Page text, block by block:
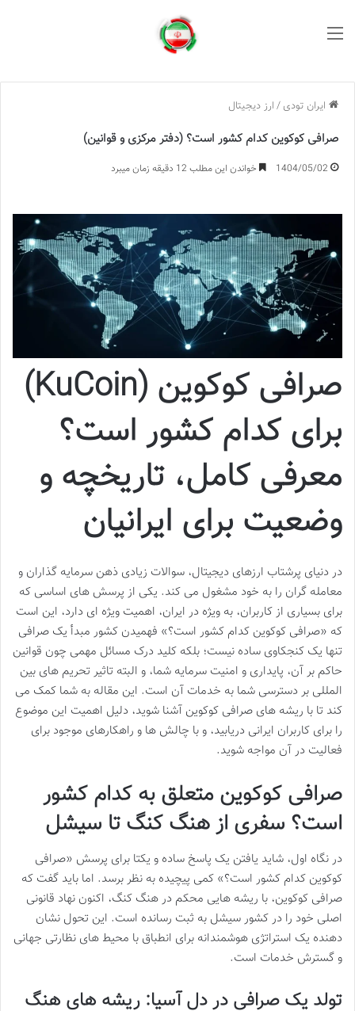
ایران تودی / ارز دیجیتال
صرافی کوکوین کدام کشور است؟ (دفتر مرکزی و قوانین)
1404/05/02 خواندن این مطلب 12 دقیقه زمان میبرد
صرافی کوکوین (KuCoin)
برای کدام کشور است؟
معرفی کامل، تاریخچه و
وضعیت برای ایرانیان
در دنیای پرشتاب ارزهای دیجیتال، سوالات زیادی ذهن سرمایه گذاران و
معامله گران را به خود مشغول می کند. یکی از پرسش های اساسی که
برای بسیاری از کاربران، به ویژه در ایران، اهمیت ویژه ای دارد، این است
که «صرافی کوکوین کدام کشور است؟» فهمیدن کشور مبدأ یک صرافی
تنها یک کنجکاوی ساده نیست؛ بلکه کلید درک مسائل مهمی چون قوانین
حاکم بر آن، پایداری و امنیت سرمایه شما، و البته تاثیر تحریم های بین
المللی بر دسترسی شما به خدمات آن است. این مقاله به شما کمک می
کند تا با ریشه های صرافی کوکوین آشنا شوید، دلیل اهمیت این موضوع
را برای کاربران ایرانی دریابید، و با چالش ها و راهکارهای موجود برای
فعالیت در آن مواجه شوید.
صرافی کوکوین متعلق به کدام کشور
است؟ سفری از هنگ کنگ تا سیشل
در نگاه اول، شاید یافتن یک پاسخ ساده و یکتا برای پرسش «صرافی
کوکوین کدام کشور است؟» کمی پیچیده به نظر برسد. اما باید گفت که
صرافی کوکوین، با ریشه هایی محکم در هنگ کنگ، اکنون نهاد قانونی
اصلی خود را در کشور سیشل به ثبت رسانده است. این تحول نشان
دهنده یک استراتژی هوشمندانه برای انطباق با محیط های نظارتی جهانی
و گسترش خدمات است.
تولد یک صرافی در دل آسیا: ریشه های هنگ